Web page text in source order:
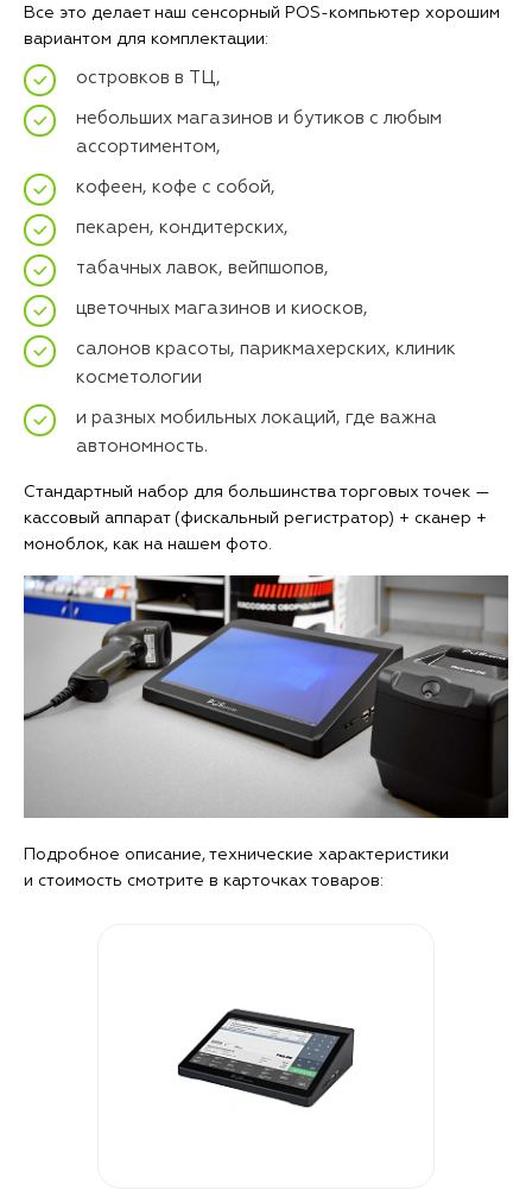
Все это делает наш сенсорный POS-компьютер хорошим
вариантом для комплектации:
островков в ТЦ,
небольших магазинов и бутиков с любым
ассортиментом,
кофеен, кофе с собой,
пекарен, кондитерских,
табачных лавок, вейпшопов,
цветочных магазинов и киосков,
салонов красоты, парикмахерских, клиник
косметологии
и разных мобильных локаций, где важна
автономность.
Стандартный набор для большинства торговых точек —
кассовый аппарат (фискальный регистратор) + сканер +
моноблок, как на нашем фото.
Подробное описание, технические характеристики
и стоимость смотрите в карточках товаров: